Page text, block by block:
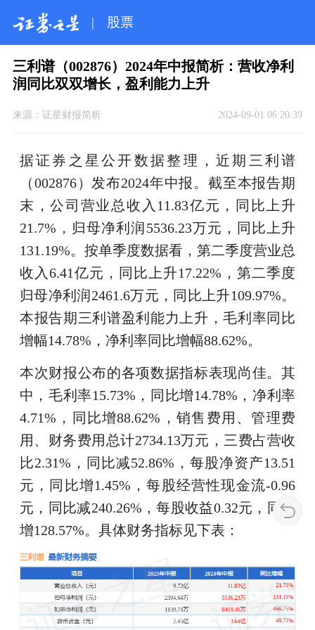
| 股票
三利谱（002876）2024年中报简析：营收净利
润同比双双增长，盈利能力上升
来源： 证星财报简析 2024-09-01 06:20:39
据证券之星公开数据整理，近期三利谱
（002876）发布2024年中报。截至本报告期
末，公司营业总收入11.83亿元，同比上升
21.7%，归母净利润5536.23万元，同比上升
131.19%。按单季度数据看，第二季度营业总
收入6.41亿元，同比上升17.22%，第二季度
归母净利润2461.6万元，同比上升109.97%。
本报告期三利谱盈利能力上升，毛利率同比
增幅14.78%，净利率同比增幅88.62%。
本次财报公布的各项数据指标表现尚佳。其
中，毛利率15.73%，同比增14.78%，净利率
4.71%，同比增88.62%，销售费用、管理费
用、财务费用总计2734.13万元，三费占营收
比2.31%，同比减52.86%，每股净资产13.51
元，同比增1.45%，每股经营性现金流-0.96
元，同比减240.26%，每股收益0.32元，同比
增128.57%。具体财务指标见下表：